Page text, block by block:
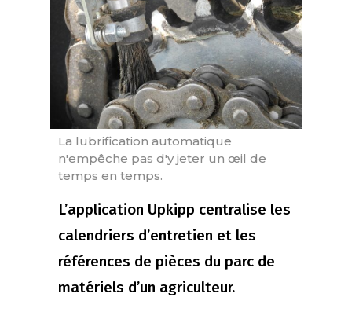
La lubrification automatique
n'empêche pas d'y jeter un œil de
temps en temps.
L’application Upkipp centralise les
calendriers d’entretien et les
références de pièces du parc de
matériels d’un agriculteur.